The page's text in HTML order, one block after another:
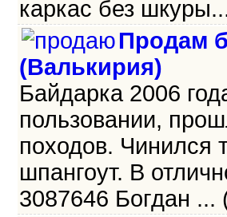
каркас без
Продам
(Валькирия)
Байдарка 2006
пользовании,
походов. Чинился
шпангоут. В
3087646 Богдан ...